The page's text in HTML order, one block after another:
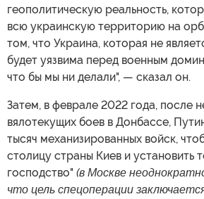
геополитическую реальность,
всю украинскую территорию на
том, что Украина, которая не
будет уязвима перед военным
что бы мы ни делали", — сказал он.
Затем, в феврале 2022 года, после
вялотекущих боев в Донбассе,
тысяч механизированных войск,
столицу страны Киев и установить
господство" (в Москве
что цель спецоперации